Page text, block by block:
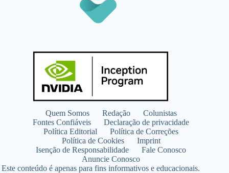
Quem Somos Redação
Colunistas
Fontes Confiáveis
Declaração de privacidade
Política Editorial
Política de Correções
Política de Cookies
Imprint
Isenção de Responsabilidade
Fale Conosco
Anuncie Conosco
Este conteúdo é apenas para fins informativos e educacionais.